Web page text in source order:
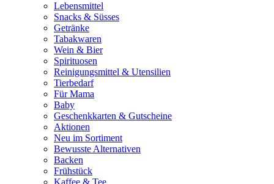
Lebensmittel
Snacks & Süsses
Getränke
Tabakwaren
Wein & Bier
Spirituosen
Reinigungsmittel & Utensilien
Tierbedarf
Für Mama
Baby
Geschenkkarten & Gutscheine
Aktionen
Neu im Sortiment
Bewusste Alternativen
Backen
Frühstück
Kaffee & Tee